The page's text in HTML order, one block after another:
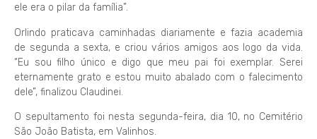
ele era o pilar da família”.
Orlindo praticava caminhadas diariamente e fazia academia
de segunda a sexta, e criou vários amigos aos logo da vida.
“Eu sou filho único e digo que meu pai foi exemplar. Serei
eternamente grato e estou muito abalado com o falecimento
dele”, finalizou Claudinei.
O sepultamento foi nesta segunda-feira, dia 10, no Cemitério
São João Batista, em Valinhos.